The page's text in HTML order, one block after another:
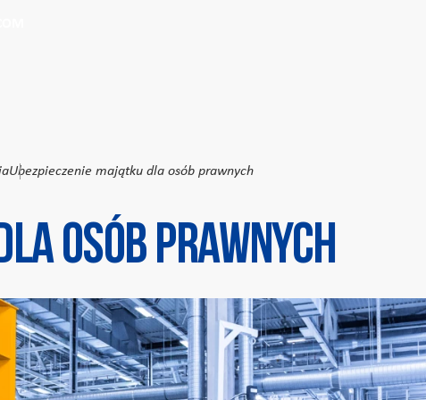
Ubezpieczenie majątku dla osób prawnych
osób prawnych